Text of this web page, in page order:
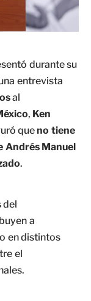
durante su
entrevista
al
, Ken
queno tiene
Andrés Manuel
.
del
a
en distintos
el